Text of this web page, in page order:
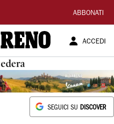
ABBONATI
ACCEDI
SEGUICI SU DISCOVER